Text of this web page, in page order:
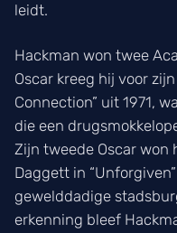
leidt.
Hackman won twee
Oscar kreeg hij voor
Connection” uit 1971,
die een
Zijn tweede Oscar won
Daggett in
gewelddadige
erkenning bleef